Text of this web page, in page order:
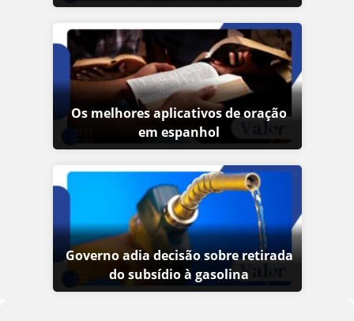
Os melhores aplicativos de oração
em espanhol
Governo adia decisão sobre retirada
do subsídio à gasolina